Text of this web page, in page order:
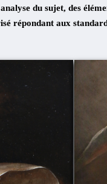
du sujet, des
répondant aux